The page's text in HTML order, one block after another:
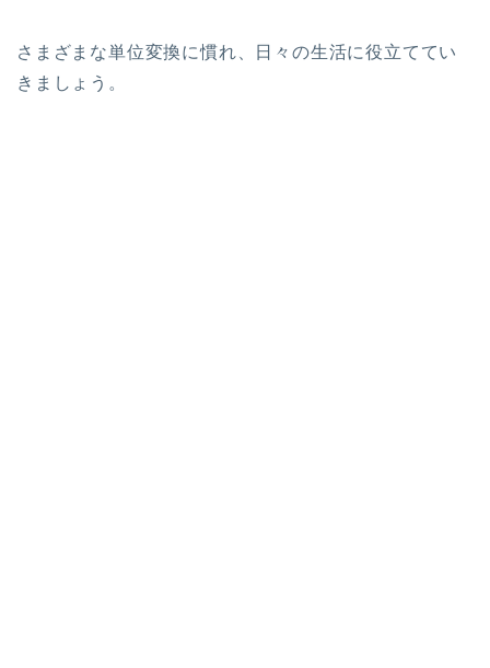
さまざまな単位変換に慣れ、日々の生活に役立ててい
きましょう。